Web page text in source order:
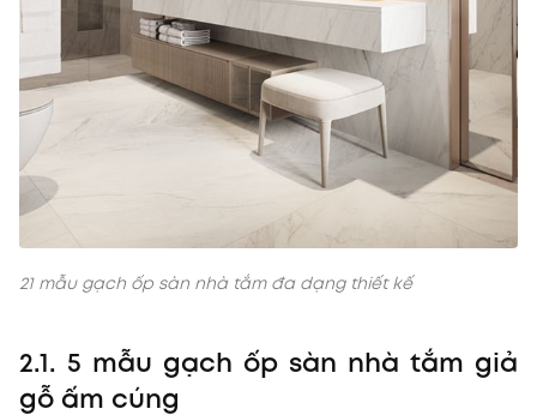
21 mẫu gạch ốp sàn nhà tắm đa dạng thiết kế
2.1. 5 mẫu gạch ốp sàn nhà tắm giả
gỗ ấm cúng